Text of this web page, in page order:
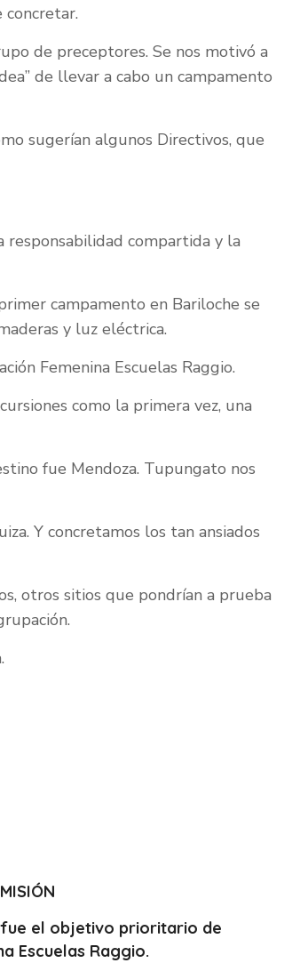
de preceptores. Se nos motivó a
de llevar a cabo un campamento
sugerían algunos Directivos, que
responsabilidad compartida y la
campamento en Bariloche se
y luz eléctrica.
Femenina Escuelas Raggio.
como la primera vez, una
fue Mendoza. Tupungato nos
Y concretamos los tan ansiados
otros sitios que pondrían a prueba
fue el objetivo prioritario de
Escuelas Raggio.